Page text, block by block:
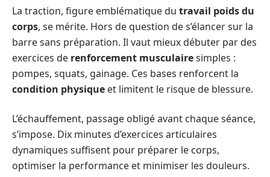
La traction, figure emblématique du travail poids du
corps, se mérite. Hors de question de s’élancer sur la
barre sans préparation. Il vaut mieux débuter par des
exercices de renforcement musculairesimples :
pompes, squats, gainage. Ces bases renforcent la
condition physique et limitent le risque de blessure.
L’échauffement, passage obligé avant chaque séance,
s’impose. Dix minutes d’exercices articulaires
dynamiques suffisent pour préparer le corps,
optimiser la performance et minimiser les douleurs.